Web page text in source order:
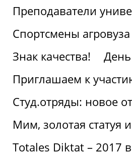
Преподаватели
Спортсмены
Знак качества!
Приглашаем к
Студ.отряды: новое
Мим, золотая статуя
Totales Diktat – 2017